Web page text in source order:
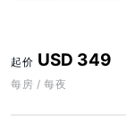
起价 USD 349
每房 / 每夜